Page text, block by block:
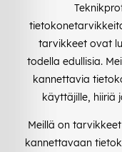
tarvikkeet ovat
todella edullisia.
kannettavia
käyttäjille, hiiriä
Meillä on
kannettavaan